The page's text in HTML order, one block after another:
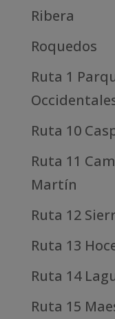
Ribera
Roquedos
Ruta 1
Ruta 10
Ruta 11
Martín
Ruta 12
Ruta 13
Ruta 14
Ruta 15